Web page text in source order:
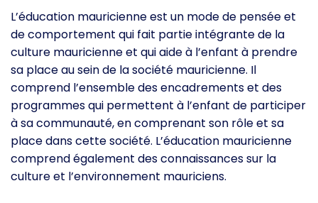
L’éducation mauricienne est un mode de pensée et
de comportement qui fait partie intégrante de la
culture mauricienne et qui aide à l’enfant à prendre
sa place au sein de la société mauricienne. Il
comprend l’ensemble des encadrements et des
programmes qui permettent à l’enfant de participer
à sa communauté, en comprenant son rôle et sa
place dans cette société. L’éducation mauricienne
comprend également des connaissances sur la
culture et l’environnement mauriciens.